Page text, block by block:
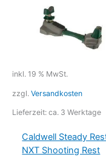
inkl. 19 % MwSt.
zzgl. Versandkosten
Lieferzeit: ca. 3 Werktage
Caldwell Steady
NXT Shooting Rest